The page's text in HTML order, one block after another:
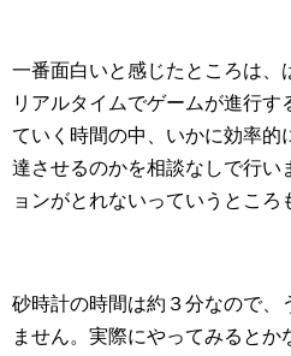
一番面白いと感じたところは、
リアルタイムでゲームが進行す
ていく時間の中、いかに効率的
達させるのかを相談なしで行い
ョンがとれないっていうところ
砂時計の時間は約３分なので、
ません。実際にやってみるとか